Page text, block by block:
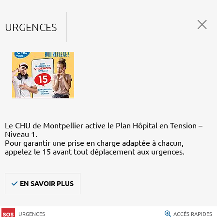
URGENCES
Le CHU de Montpellier active le Plan Hôpital en Tension –
Niveau 1.
Pour garantir une prise en charge adaptée à chacun,
appelez le 15 avant tout déplacement aux urgences.
EN SAVOIR PLUS
URGENCES ACCÈS RAPIDES